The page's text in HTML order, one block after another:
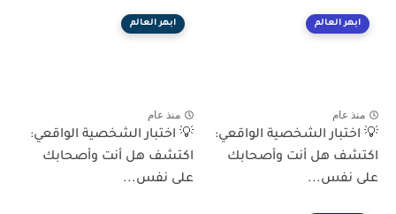
ابهر العالم
منذ عام
💡 اختبار الشخصية الواقعي:
اكتشف هل أنت وأصحابك
على نفس...
ابهر العالم
منذ عام
💡 اختبار الشخصية الواقعي:
اكتشف هل أنت وأصحابك
على نفس...